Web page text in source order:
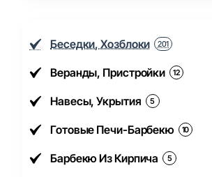
Беседки, Хозблоки 201
Веранды, Пристройки 12
Навесы, Укрытия 5
Готовые Печи-Барбекю 10
Барбекю Из Кирпича 5